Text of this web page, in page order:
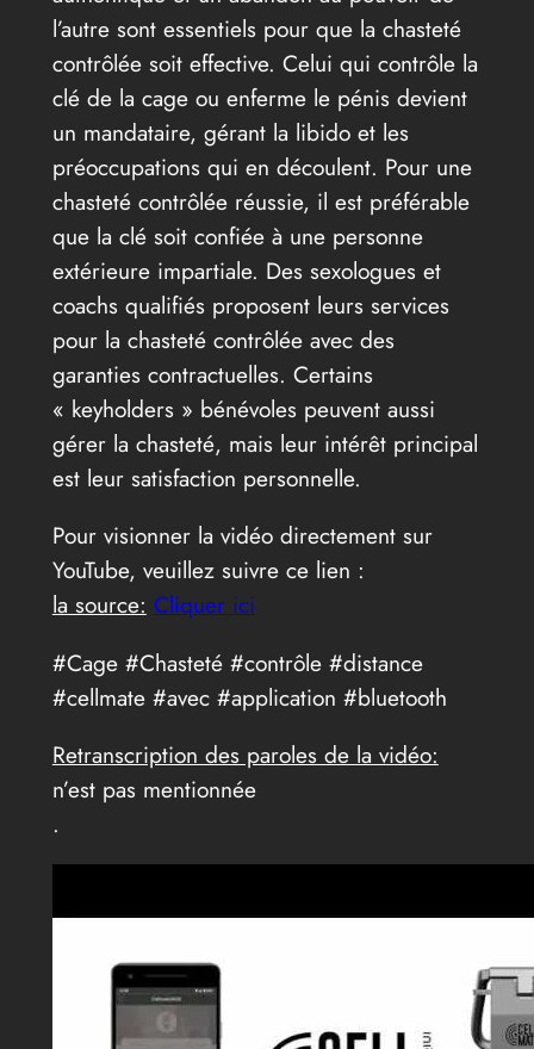
l’autre sont essentiels pour que la chasteté
contrôlée soit effective. Celui qui contrôle la
clé de la cage ou enferme le pénis devient
un mandataire, gérant la libido et les
préoccupations qui en découlent. Pour une
chasteté contrôlée réussie, il est préférable
que la clé soit confiée à une personne
extérieure impartiale. Des sexologues et
coachs qualifiés proposent leurs services
pour la chasteté contrôlée avec des
garanties contractuelles. Certains
« keyholders » bénévoles peuvent aussi
gérer la chasteté, mais leur intérêt principal
est leur satisfaction personnelle.
Pour visionner la vidéo directement sur
YouTube, veuillez suivre ce lien :
la source: Cliquer ici
#Cage #Chasteté #contrôle #distance
#cellmate #avec #application #bluetooth
Retranscription des paroles de la vidéo:
n’est pas mentionnée
.